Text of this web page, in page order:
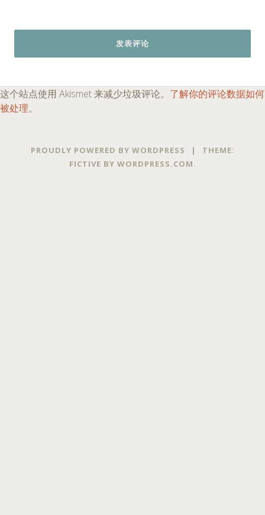
这个站点使用 Akismet 来减少垃圾评论。 了解你的评论数据如何
被处理。
PROUDLY POWERED BY WORDPRESS |
THEME:
FICTIVE BY WORDPRESS.COM.